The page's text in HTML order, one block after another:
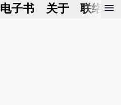
电子书 关于 联络我
menu